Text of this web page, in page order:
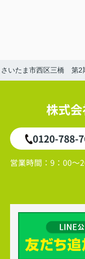
さいたま市西区三橋 第
株式
0120-788-
営業時間： 9：00～